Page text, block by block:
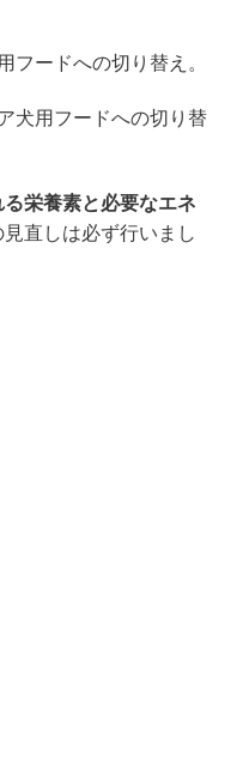
フードへの切り替え。
犬用フードへの切り替
栄養素と必要なエネ
直しは必ず行いまし